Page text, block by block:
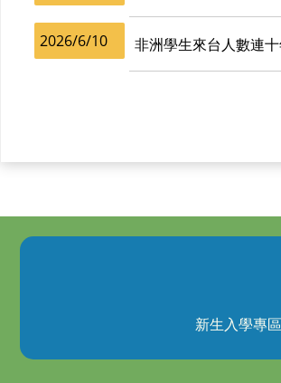
2026/6/10 非洲學生來台人數連
新生入學專區